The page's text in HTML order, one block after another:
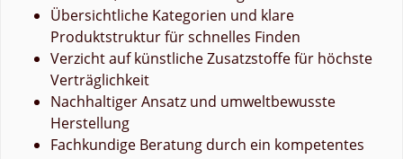
Übersichtliche Kategorien und klare
Produktstruktur für schnelles Finden
Verzicht auf künstliche Zusatzstoffe für höchste
Verträglichkeit
Nachhaltiger Ansatz und umweltbewusste
Herstellung
Fachkundige Beratung durch ein kompetentes